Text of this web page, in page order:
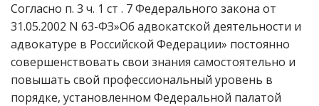
Согласно п. 3 ч. 1 ст . 7 Федерального закона от
31.05.2002 N 63-ФЗ»Об адвокатской деятельности и
адвокатуре в Российской Федерации» постоянно
совершенствовать свои знания самостоятельно и
повышать свой профессиональный уровень в
порядке, установленном Федеральной палатой